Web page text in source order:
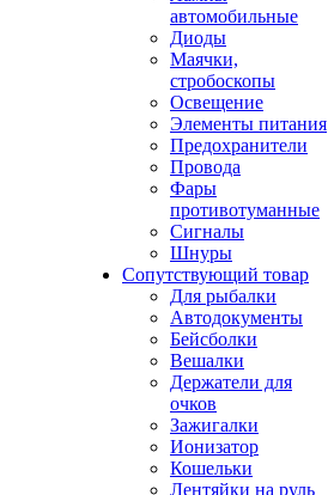
автомобильные
Диоды
Маячки,
стробоскопы
Освещение
Элементы питания
Предохранители
Провода
Фары
противотуманные
Сигналы
Шнуры
Сопутствующий товар
Для рыбалки
Автодокументы
Бейсболки
Вешалки
Держатели для
очков
Зажигалки
Ионизатор
Кошельки
Лентяйки на руль